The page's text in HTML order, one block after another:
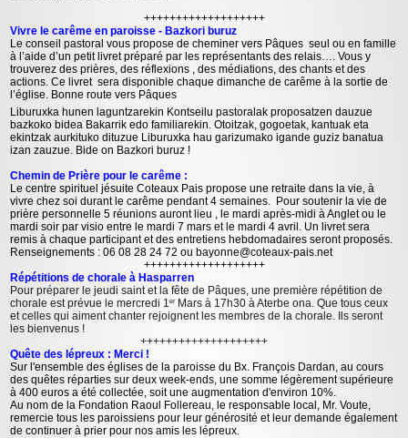
+++++++++++++++++++
Vivre le carême en paroisse - Bazkori buruz
Le conseil pastoral vous propose de cheminer vers Pâques seul ou en famille
à l’aide d’un petit livret préparé par les représentants des relais…. Vous y
trouverez des prières, des réflexions , des médiations, des chants et des
actions. Ce livret sera disponible chaque dimanche de carême à la sortie de
l’église. Bonne route vers Pâques
Liburuxka hunen laguntzarekin Kontseilu pastoralak proposatzen dauzue
bazkoko bidea Bakarrik edo familiarekin. Otoitzak, gogoetak, kantuak eta
ekintzak aurkituko dituzue Liburuxka hau garizumako igande guziz banatua
izan zauzue. Bide on Bazkori buruz !
Chemin de Prière pour le carême :
Le centre spirituel jésuite Coteaux Pais propose une retraite dans la vie, à
vivre chez soi durant le carême pendant 4 semaines. Pour soutenir la vie de
prière personnelle 5 réunions auront lieu , le mardi après-midi à Anglet ou le
mardi soir par visio entre le mardi 7 mars et le mardi 4 avril. Un livret sera
remis à chaque participant et des entretiens hebdomadaires seront proposés.
Renseignements : 06 08 28 24 72 ou bayonne@coteaux-pais.net
+++++++++++++++++++
Répétitions de chorale à Hasparren
Pour préparer le jeudi saint et la fête de Pâques, une première répétition de
chorale est prévue le mercredi 1erMars à 17h30 à Aterbe ona. Que tous ceux
et celles qui aiment chanter rejoignent les membres de la chorale. Ils seront
les bienvenus !
++++++++++++++++++++
Quête des lépreux : Merci !
Sur l'ensemble des églises de la paroisse du Bx. François Dardan, au cours
des quêtes réparties sur deux week-ends, une somme légèrement supérieure
à 400 euros a été collectée, soit une augmentation d'environ 10%.
Au nom de la Fondation Raoul Follereau, le responsable local, Mr. Voute,
remercie tous les paroissiens pour leur générosité et leur demande également
de continuer à prier pour nos amis les lépreux.